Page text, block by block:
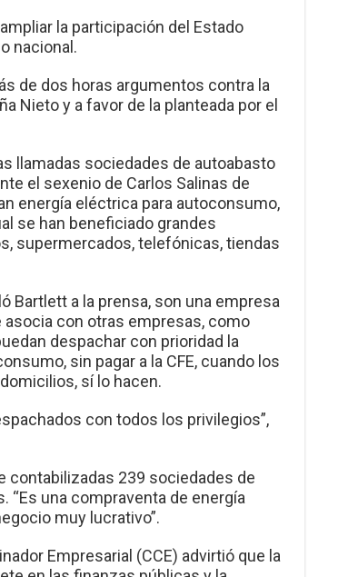
la participación del Estado
nacional.
de dos horas argumentos contra la
Nieto y a favor de la planteada por el
llamadas sociedades de autoabasto
el sexenio de Carlos Salinas de
energía eléctrica para autoconsumo,
se han beneficiado grandes
supermercados, telefónicas, tiendas
Bartlett a la prensa, son una empresa
asocia con otras empresas, como
despachar con prioridad la
sin pagar a la CFE, cuando los
sí lo hacen.
con todos los privilegios”,
contabilizadas 239 sociedades de
“Es una compraventa de energía
muy lucrativo”.
Empresarial (CCE) advirtió que la